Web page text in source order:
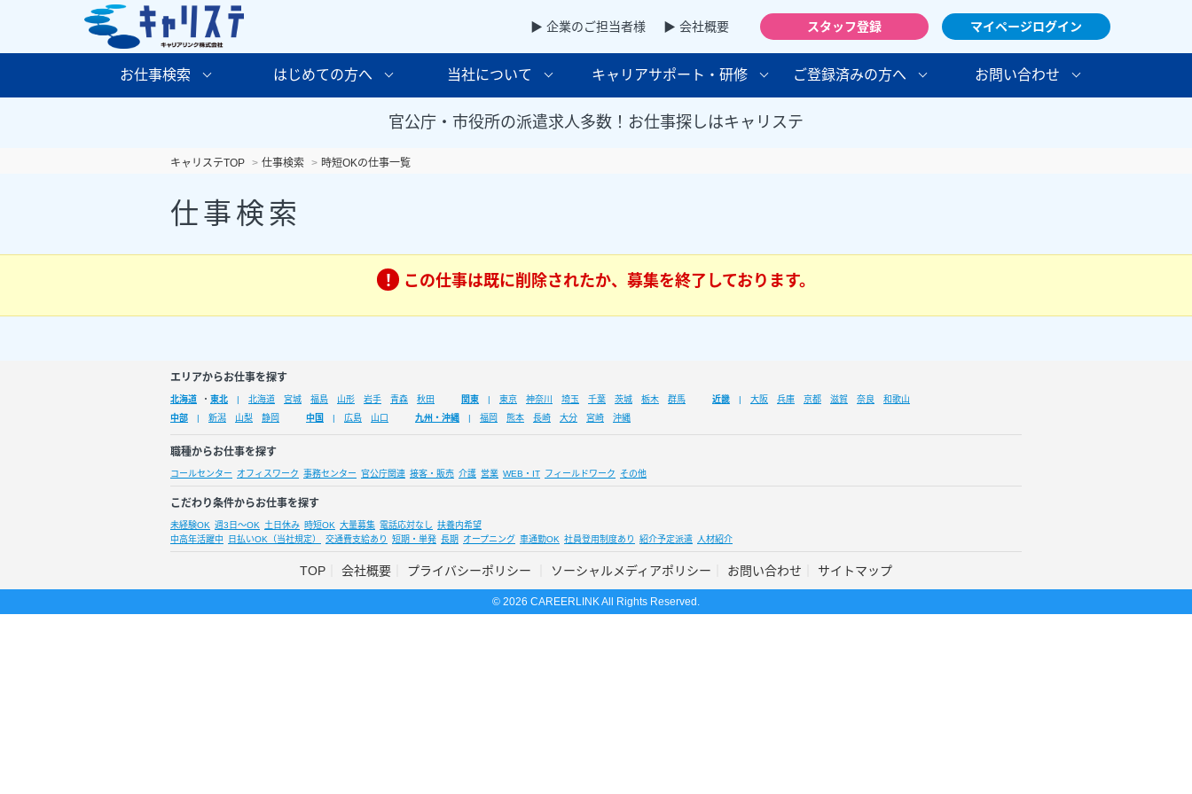
▶ 企業のご担当者様 ▶ 会社概要 スタッフ登録 マイページログイン
お仕事検索 はじめての方へ 当社について キャリアサポート・研修 ご登録済みの方へ お問い合わせ
官公庁・市役所の派遣求人多数！お仕事探しはキャリステ
キャリステTOP 仕事検索 時短OKの仕事一覧
仕事検索
この仕事は既に削除されたか、募集を終了しております。
エリアからお仕事を探す
北海道 ・ 東北 北海道 宮城 福島 山形 岩手 青森 秋田 関東 東京 神奈川 埼玉 千葉 茨城 栃木 群馬 近畿 大阪 兵庫 京都 滋賀 奈良
和歌山
中部
新潟 山梨 静岡 中国 広島 山口 九州・沖縄 福岡 熊本 長崎 大分 宮崎 沖縄
職種からお仕事を探す
コールセンター オフィスワーク 事務センター 官公庁関連 接客・販売 介護 営業 WEB・IT フィールドワーク その他
こだわり条件からお仕事を探す
未経験OK 週3日～OK 土日休み 時短OK 大量募集 電話応対なし 扶養内希望
中高年活躍中
日払いOK（当社規定） 交通費支給あり 短期・単発 長期 オープニング 車通勤OK 社員登用制度あり 紹介予定派遣 人材紹介
TOP 会社概要 プライバシーポリシー ソーシャルメディアポリシー お問い合わせ サイトマップ
© 2026 CAREERLINK All Rights Reserved.